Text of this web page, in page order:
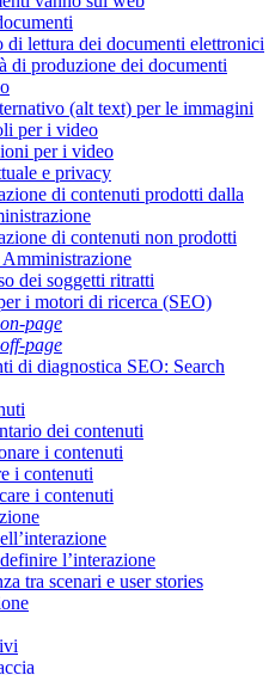
di lettura dei documenti elettronici
di produzione dei documenti
(alt text) per le immagini
per i video
per i video
e privacy
di contenuti prodotti dalla
di contenuti non prodotti
dei soggetti ritratti
i motori di ricerca (SEO)
on-page
off-page
di diagnostica SEO: Search
dei contenuti
i contenuti
i contenuti
i contenuti
l’interazione
tra scenari e user stories